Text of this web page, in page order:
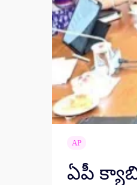
AP
ఏపీ